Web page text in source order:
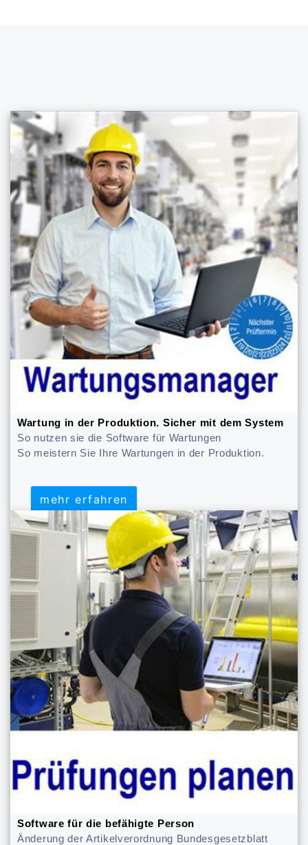
Wartung in der Produktion. Sicher mit dem System
So nutzen sie die Software für Wartungen
So meistern Sie Ihre Wartungen in der Produktion.
mehr erfahren
mehr erfahren
Software für die befähigte Person
Änderung der Artikelverordnung Bundesgesetzblatt